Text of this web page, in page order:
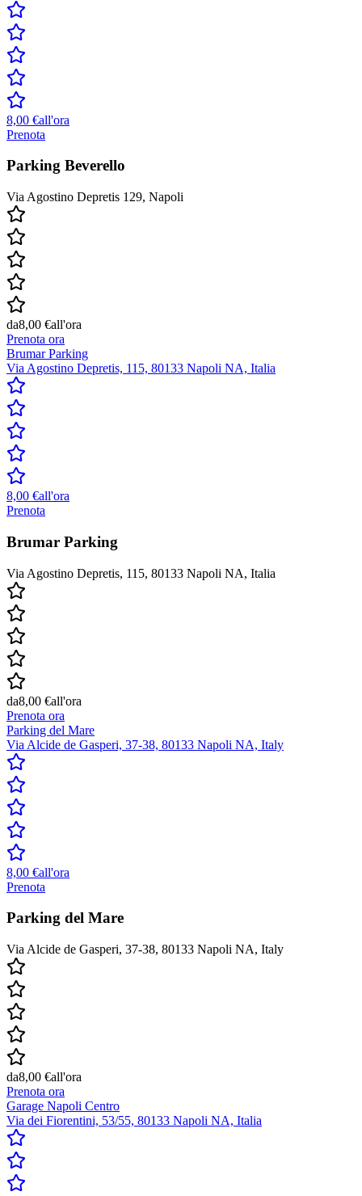
8,00 €all'ora
Prenota
Parking Beverello
Via Agostino Depretis 129, Napoli
da8,00 €all'ora
Prenota ora
Brumar Parking
Via Agostino Depretis, 115, 80133 Napoli NA, Italia
8,00 €all'ora
Prenota
Brumar Parking
Via Agostino Depretis, 115, 80133 Napoli NA, Italia
da8,00 €all'ora
Prenota ora
Parking del Mare
Via Alcide de Gasperi, 37-38, 80133 Napoli NA, Italy
8,00 €all'ora
Prenota
Parking del Mare
Via Alcide de Gasperi, 37-38, 80133 Napoli NA, Italy
da8,00 €all'ora
Prenota ora
Garage Napoli Centro
Via dei Fiorentini, 53/55, 80133 Napoli NA, Italia